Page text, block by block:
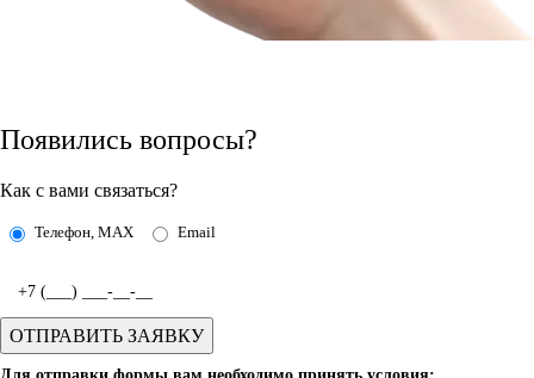
Появились вопросы?
Как с вами связаться?
Телефон, MAX Email